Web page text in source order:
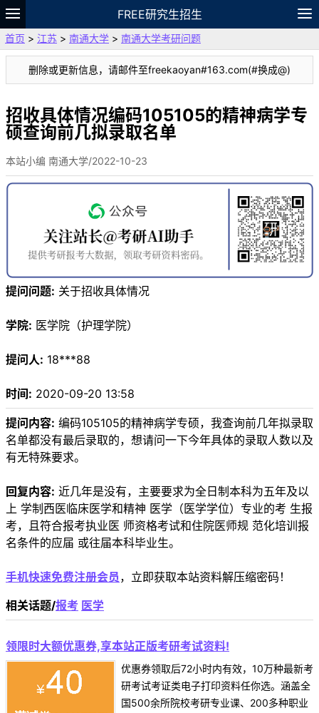
FREE研究生招生
题库
故事 专题 APP 笔记
VIP
资料
首页 > 江苏 > 南通大学 > 南通大学考研问题
删除或更新信息，请邮件至freekaoyan#163.com(#换成@)
招收具体情况编码105105的精神病学专
硕查询前几拟录取名单
本站小编 南通大学/2022-10-23
提问问题: 关于招收具体情况
学院: 医学院（护理学院）
提问人: 18***88
时间: 2020-09-20 13:58
提问内容: 编码105105的精神病学专硕，我查询前几年拟录取
名单都没有最后录取的，想请问一下今年具体的录取人数以及
有无特殊要求。
回复内容: 近几年是没有，主要要求为全日制本科为五年及以
上 学制西医临床医学和精神 医学（医学学位）专业的考 生报
考，且符合报考执业医 师资格考试和住院医师规 范化培训报
名条件的应届 或往届本科毕业生。
手机快速免费注册会员 ，立即获取本站资料解压缩密码！
相关话题/报考 医学
领限时大额优惠券,享本站正版考研考试资料!
优惠券领取后72小时内有效，10万种最新考
研考试考证类电子打印资料任你选。涵盖全
国500余所院校考研专业课、200多种职业